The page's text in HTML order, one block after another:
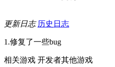
更新日志 历史日志
1.修复了一些bug
相关游戏 开发者其他游戏